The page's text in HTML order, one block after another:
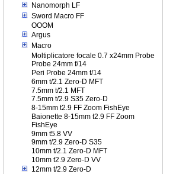
Nanomorph LF
Sword Macro FF
OOOM
Argus
Macro
Moltiplicatore focale 0.7 x24mm Probe
Probe 24mm f/14
Peri Probe 24mm t/14
6mm t/2.1 Zero-D MFT
7.5mm t/2.1 MFT
7.5mm t/2.9 S35 Zero-D
8-15mm t2.9 FF Zoom FishEye
Baionette 8-15mm t2.9 FF Zoom
FishEye
9mm t5.8 VV
9mm t/2.9 Zero-D S35
10mm t/2.1 Zero-D MFT
10mm t2.9 Zero-D VV
12mm t/2.9 Zero-D